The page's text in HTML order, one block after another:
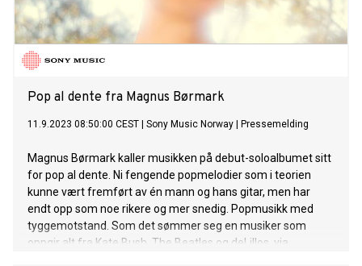
Pop al dente fra Magnus Børmark
11.9.2023 08:50:00 CEST Sony Music Norway Pressemelding
Magnus Børmark kaller musikken på debut-soloalbumet sitt
for pop al dente. Ni fengende popmelodier som i teorien
kunne vært fremført av én mann og hans gitar, men har
endt opp som noe rikere og mer snedig. Popmusikk med
tyggemotstand. Som det sømmer seg en musiker som
oppgir alt fra Kate Bush, The Beatles og deLillos, via